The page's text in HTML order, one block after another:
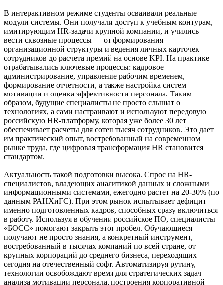
В интерактивном режиме студенты осваивали реальные
модули системы. Они получали доступ к учебным контурам,
имитирующим HR-задачи крупной компании, и учились
вести сквозные процессы — от формирования
организационной структуры и ведения личных карточек
сотрудников до расчета премий на основе KPI. На практике
отрабатывались ключевые процессы: кадровое
администрирование, управление рабочим временем,
формирование отчетности, а также настройка систем
мотивации и оценка эффективности персонала. Таким
образом, будущие специалисты не просто слышат о
технологиях, а сами настраивают и используют передовую
российскую HR-платформу, которая уже более 30 лет
обеспечивает расчеты для сотен тысяч сотрудников. Это дает
им практический опыт, востребованный на современном
рынке труда, где цифровая трансформация HR становится
стандартом.
Актуальность такой подготовки высока. Спрос на HR-
специалистов, владеющих аналитикой данных и сложными
информационными системами, ежегодно растет на 20-30% (по
данным РАНХиГС). При этом рынок испытывает дефицит
именно подготовленных кадров, способных сразу включиться
в работу. Используя в обучении российское ПО, специалисты
«БОСС» помогают закрыть этот пробел. Обучающиеся
получают не просто знания, а конкретный инструмент,
востребованный в тысячах компаний по всей стране, от
крупных корпораций до среднего бизнеса, переходящих
сегодня на отечественный софт. Автоматизируя рутину,
технологии освобождают время для стратегических задач —
анализа мотивации персонала, построения корпоративной